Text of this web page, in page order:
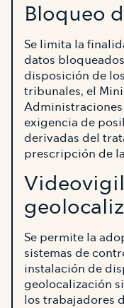
Bloqueo
Se limita la
datos
disposición de
tribunales, el
exigencia de
derivadas del
prescripción de
Se permite la
sistemas de
instalación de
geolocalización
los trabajadores